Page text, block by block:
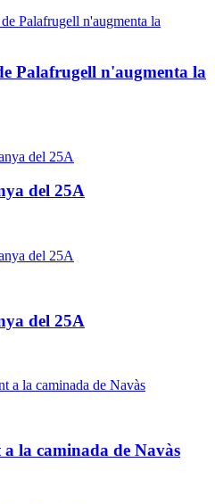
Palafrugell n'augmenta la
del 25A
del 25A
la caminada de Navàs